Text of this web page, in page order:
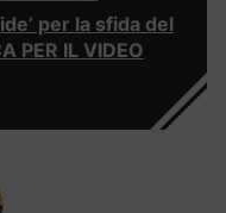
per la sfida del
PER IL VIDEO